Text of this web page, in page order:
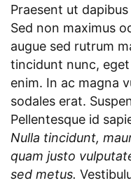
Praesent ut
Sed non maximus
augue sed rutrum
tincidunt nunc,
enim. In ac magna
sodales erat.
Pellentesque id
Nulla tincidunt,
quam justo
sed metus.